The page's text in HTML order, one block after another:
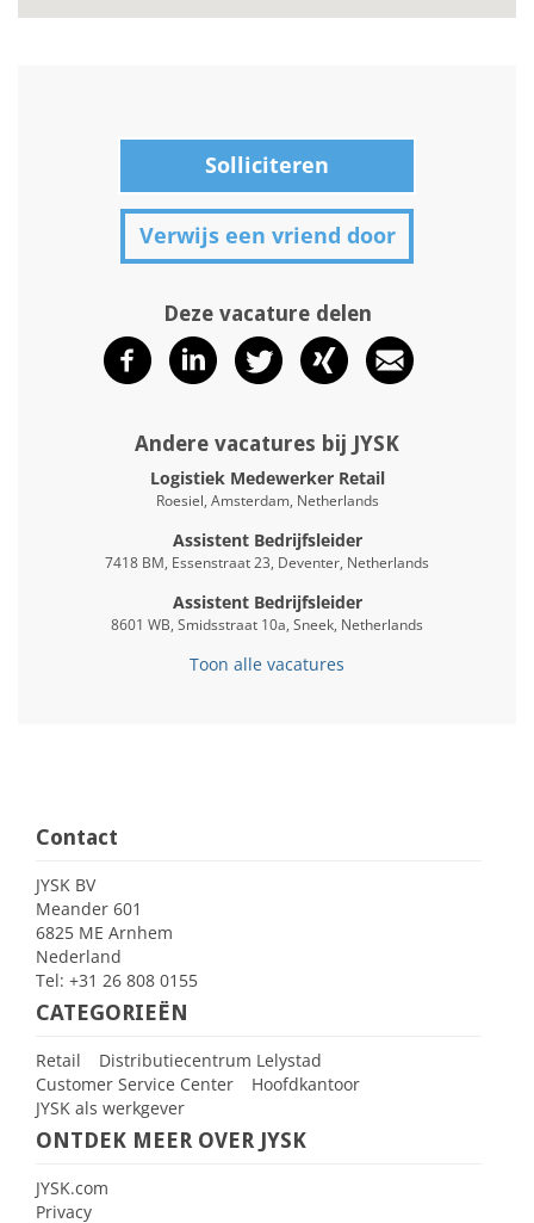
Solliciteren
Verwijs een vriend door
Deze vacature delen
Andere vacatures bij JYSK
Logistiek Medewerker Retail
Roesiel, Amsterdam, Netherlands
Assistent Bedrijfsleider
7418 BM, Essenstraat 23, Deventer, Netherlands
Assistent Bedrijfsleider
8601 WB, Smidsstraat 10a, Sneek, Netherlands
Toon alle vacatures
Contact
JYSK BV
Meander 601
6825 ME Arnhem
Nederland
Tel: +31 26 808 0155
CATEGORIEËN
Retail
Distributiecentrum Lelystad
Customer Service Center
Hoofdkantoor
JYSK als werkgever
ONTDEK MEER OVER JYSK
JYSK.com
Privacy